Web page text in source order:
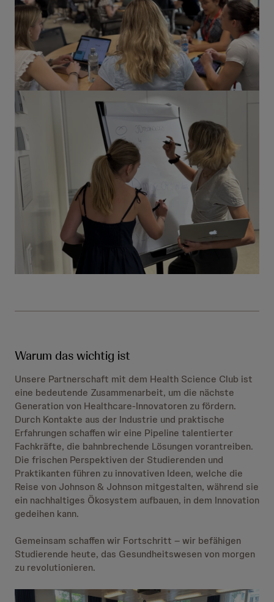
Warum das wichtig ist
Unsere Partnerschaft mit dem Health Science Club ist
eine bedeutende Zusammenarbeit, um die nächste
Generation von Healthcare-Innovatoren zu fördern.
Durch Kontakte aus der Industrie und praktische
Erfahrungen schaffen wir eine Pipeline talentierter
Fachkräfte, die bahnbrechende Lösungen vorantreiben.
Die frischen Perspektiven der Studierenden und
Praktikanten führen zu innovativen Ideen, welche die
Reise von Johnson & Johnson mitgestalten, während sie
ein nachhaltiges Ökosystem aufbauen, in dem Innovation
gedeihen kann.
Gemeinsam schaffen wir Fortschritt – wir befähigen
Studierende heute, das Gesundheitswesen von morgen
zu revolutionieren.